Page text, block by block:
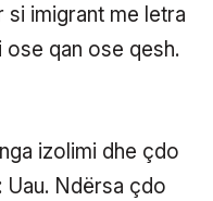
si imigrant me letra
ose qan ose qesh.
izolimi dhe çdo
Uau. Ndërsa çdo